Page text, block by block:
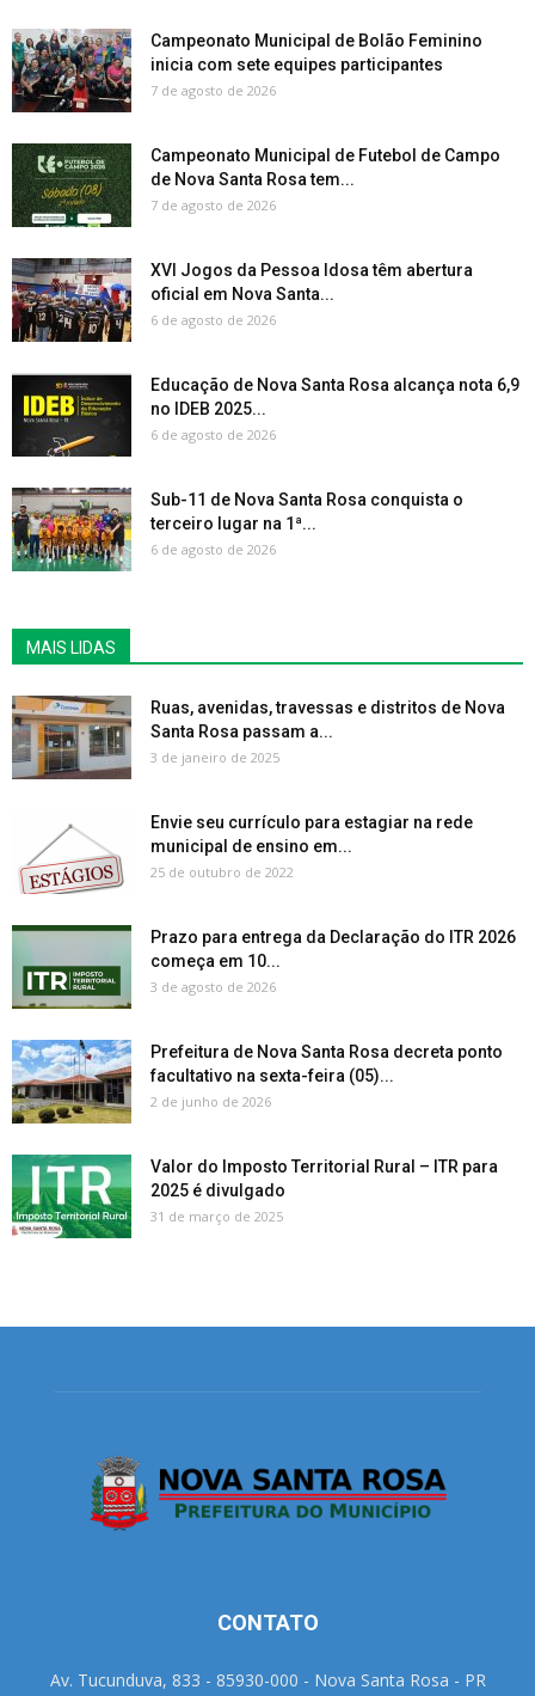
Campeonato Municipal de Bolão Feminino
inicia com sete equipes participantes
7 de agosto de 2026
Campeonato Municipal de Futebol de Campo
de Nova Santa Rosa tem...
7 de agosto de 2026
XVI Jogos da Pessoa Idosa têm abertura
oficial em Nova Santa...
6 de agosto de 2026
Educação de Nova Santa Rosa alcança nota 6,9
no IDEB 2025...
6 de agosto de 2026
Sub-11 de Nova Santa Rosa conquista o
terceiro lugar na 1ª...
6 de agosto de 2026
MAIS LIDAS
Ruas, avenidas, travessas e distritos de Nova
Santa Rosa passam a...
3 de janeiro de 2025
Envie seu currículo para estagiar na rede
municipal de ensino em...
25 de outubro de 2022
Prazo para entrega da Declaração do ITR 2026
começa em 10...
3 de agosto de 2026
Prefeitura de Nova Santa Rosa decreta ponto
facultativo na sexta-feira (05)...
2 de junho de 2026
Valor do Imposto Territorial Rural – ITR para
2025 é divulgado
31 de março de 2025
CONTATO
Av. Tucunduva, 833 - 85930-000 - Nova Santa Rosa - PR